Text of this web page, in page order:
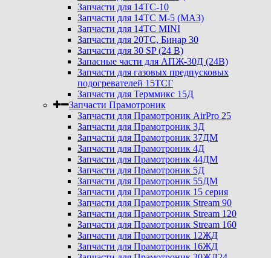
Запчасти для 14ТС-10
Запчасти для 14ТС М-5 (МАЗ)
Запчасти для 14ТС MINI
Запчасти для 20ТС, Бинар 30
Запчасти для 30 SP (24 В)
Запасные части для АПЖ-30Д (24В)
Запчасти для газовых предпусковых
подогревателей 15ТСГ
Запчасти для Терммикс 15Д
Запчасти Прамотроник
Запчасти для Прамотроник AirPro 25
Запчасти для Прамотроник 3Д
Запчасти для Прамотроник 37ДМ
Запчасти для Прамотроник 4Д
Запчасти для Прамотроник 44ДМ
Запчасти для Прамотроник 5Д
Запчасти для Прамотроник 55ДМ
Запчасти для Прамотроник 15 серия
Запчасти для Прамотроник Stream 90
Запчасти для Прамотроник Stream 120
Запчасти для Прамотроник Stream 160
Запчасти для Прамотроник 12ЖД
Запчасти для Прамотроник 16ЖД